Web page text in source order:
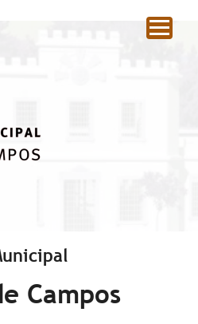
Campos